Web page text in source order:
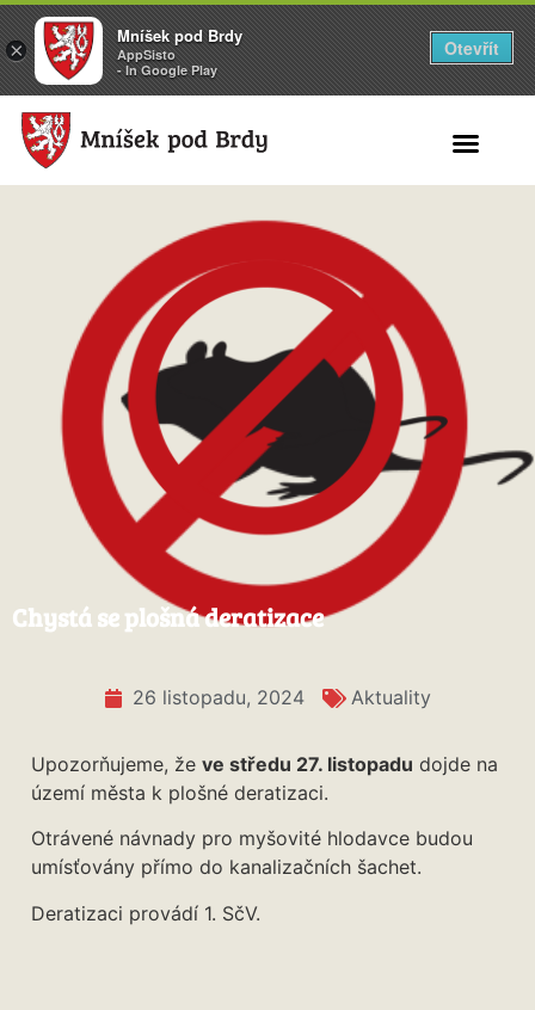
Chystá se plošná deratizace
26 listopadu, 2024 Aktuality
Upozorňujeme, že ve středu 27. listopadu dojde na
území města k plošné deratizaci.
Otrávené návnady pro myšovité hlodavce budou
umísťovány přímo do kanalizačních šachet.
Deratizaci provádí 1. SčV.
×
Mníšek pod Brdy
AppSisto
- In Google Play
Otevřít